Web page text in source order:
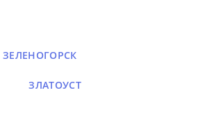
ЗЕЛЕНОГОРСК
ЗЛАТОУСТ